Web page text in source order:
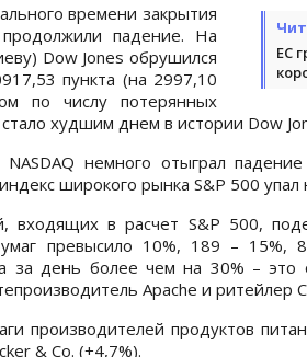
ЕС
времени закрытия
падение. На
Dow Jones обрушился
пункта (на 2997,10
по числу потерянных
худшим днем в истории Dow
немного отыграл
широкого рынка S&P 500
входящих в расчет S&P 500,
превысило 10%, 189 – 15%,
за день более чем на 30% – это
Apache и ритейлер
производителей продуктов
& Co. (+4,7%).